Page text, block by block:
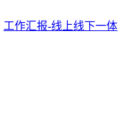
工作汇报-线上线下一体